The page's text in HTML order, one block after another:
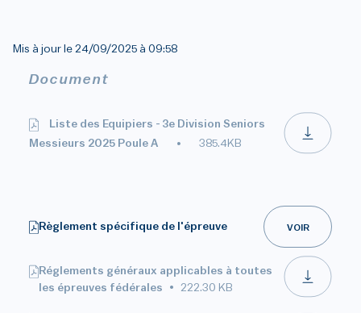
Mis à jour le 24/09/2025 à 09:58
Document
Liste des Equipiers - 3e Division Seniors
Messieurs 2025 Poule A
385.4KB
Règlement spécifique de l'épreuve VOIR
Réglements généraux applicables à toutes
les épreuves fédérales
222.30 KB